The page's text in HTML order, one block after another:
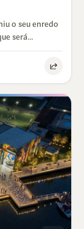
o seu enredo
será